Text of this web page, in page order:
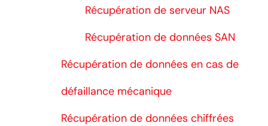
Récupération de serveur NAS
Récupération de données SAN
Récupération de données en cas de
défaillance mécanique
Récupération de données chiffrées